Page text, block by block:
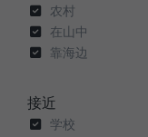
农村
在山中
靠海边
接近
学校